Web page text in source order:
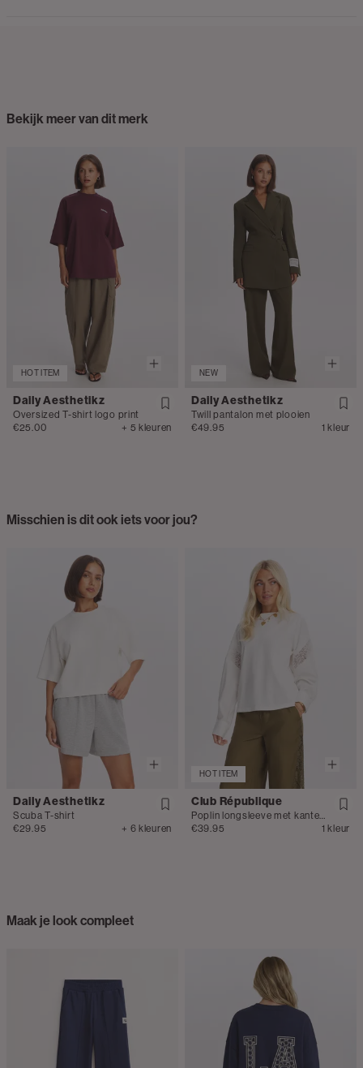
Bekijk meer van dit merk
HOT ITEM
Daily Aesthetikz
Oversized T-shirt logo print
€25.00
+ 5 kleuren
NEW
Daily Aesthetikz
Twill pantalon met plooien
€49.95
1 kleur
Misschien is dit ook iets voor jou?
Daily Aesthetikz
Scuba T-shirt
€29.95
+ 6 kleuren
HOT ITEM
Club République
€39.95
1 kleur
Maak je look compleet